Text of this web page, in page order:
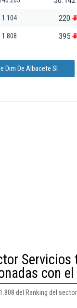
1.104 220
1.808 395
Dim De Albacete Sl
con
del Ranking del